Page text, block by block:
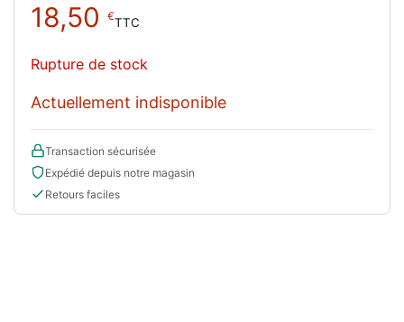
18,50 €TTC
Rupture de stock
Actuellement indisponible
Transaction sécurisée
Expédié depuis notre magasin
Retours faciles